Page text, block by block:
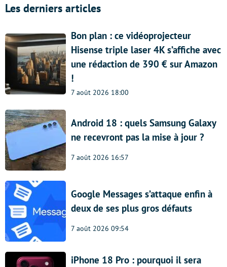
Les derniers articles
Bon plan : ce vidéoprojecteur
Hisense triple laser 4K s’affiche avec
une rédaction de 390 € sur Amazon
!
7 août 2026 18:00
Android 18 : quels Samsung Galaxy
ne recevront pas la mise à jour ?
7 août 2026 16:57
Google Messages s’attaque enfin à
deux de ses plus gros défauts
7 août 2026 09:54
iPhone 18 Pro : pourquoi il sera